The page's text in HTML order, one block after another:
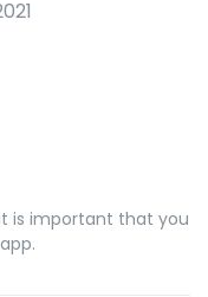
caravan staat
is important that you